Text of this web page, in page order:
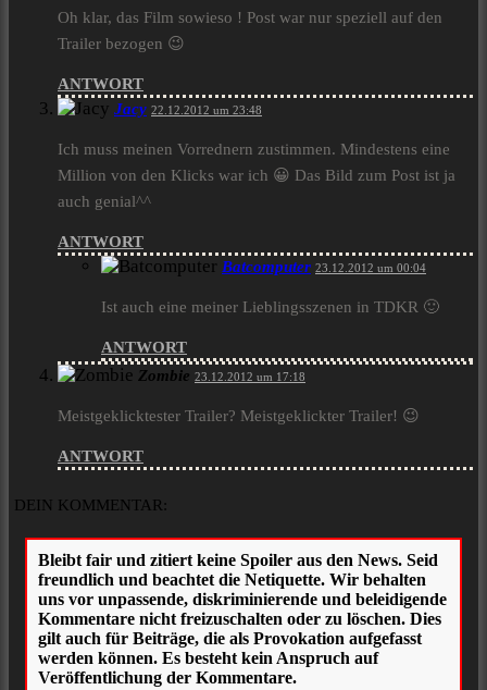
Oh klar, das Film sowieso ! Post war nur speziell auf den
Trailer bezogen 😉
ANTWORT
Jacy 22.12.2012 um 23:48
Ich muss meinen Vorrednern zustimmen. Mindestens eine
Million von den Klicks war ich 😀 Das Bild zum Post ist ja
auch genial^^
ANTWORT
Batcomputer 23.12.2012 um 00:04
Ist auch eine meiner Lieblingsszenen in TDKR 🙂
ANTWORT
Zombie 23.12.2012 um 17:18
Meistgeklicktester Trailer? Meistgeklickter Trailer! 😉
ANTWORT
DEIN KOMMENTAR: